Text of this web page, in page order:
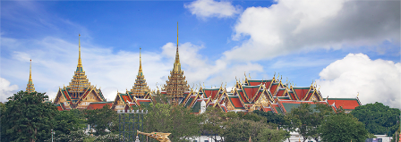
Skip
to
content